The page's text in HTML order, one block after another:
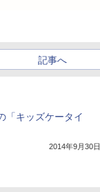
記事へ
「キッズケータイ
2014年9月30日